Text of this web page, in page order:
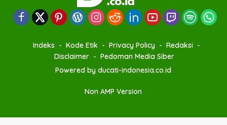
Indeks Kode Etik Privacy Policy
Redaksi
Disclaimer
Pedoman Media Siber
Powered by ducati-indonesia.co.id
Non AMP Version